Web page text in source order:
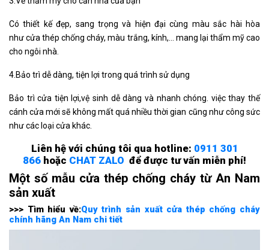
Có thiết kế đẹp, sang trọng và hiện đại cùng màu sắc hài hòa
như cửa thép chống cháy, màu trắng, kính,… mang lại thẩm mỹ cao
cho ngôi nhà.
4.Bảo trì dễ dàng, tiện lợi trong quá trình sử dụng
Bảo trì cửa tiện lợi,vệ sinh dễ dàng và nhanh chóng. việc thay thế
cánh cửa mới sẽ không mất quá nhiều thời gian cũng như công sức
như các loại cửa khác.
Liên hệ với chúng tôi qua hotline: 0911 301
866 hoặc CHAT ZALO để được tư vấn miễn phí!
Một số mẫu cửa thép chống cháy từ An Nam
sản xuất
>>> Tìm hiểu về:Quy trình sản xuất cửa thép chống cháy
chính hãng An Nam chi tiết